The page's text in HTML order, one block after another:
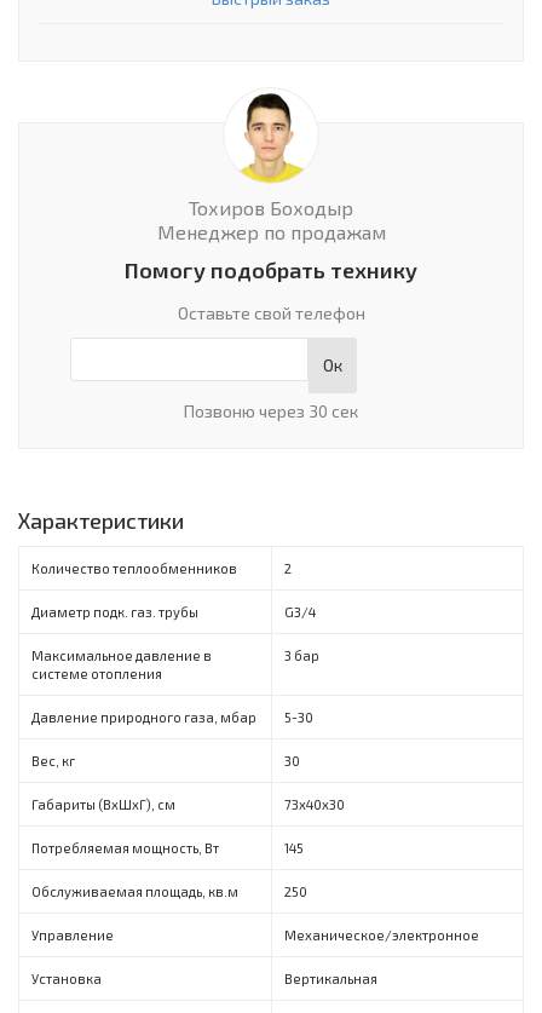
Тохиров Боходыр
Менеджер по продажам
Помогу подобрать технику
Оставьте свой телефон
Ок
Позвоню через 30 сек
Характеристики
Количество теплообменников 2
Диаметр подк. газ. трубы G3/4
Максимальное давление в
системе отопления
3 бар
Давление природного газа, мбар 5-30
Вес, кг 30
Габариты (ВxШxГ), см 73x40x30
Потребляемая мощность, Вт 145
Обслуживаемая площадь, кв.м 250
Управление Механическое/электронное
Установка Вертикальная